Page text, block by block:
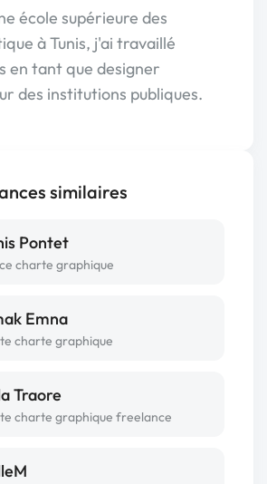
école supérieure des
à Tunis, j'ai travaillé
en tant que designer
des institutions publiques.
similaires
Pontet
charte graphique
Emna
charte graphique
Traore
charte graphique freelance